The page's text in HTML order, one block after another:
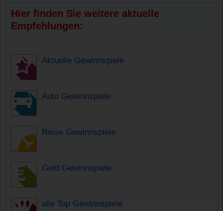
Hier finden Sie weitere aktuelle
Empfehlungen:
Aktuelle Gewinnspiele
Auto Gewinnspiele
Reise Gewinnspiele
Geld Gewinnspiele
alle Top Gewinnspiele